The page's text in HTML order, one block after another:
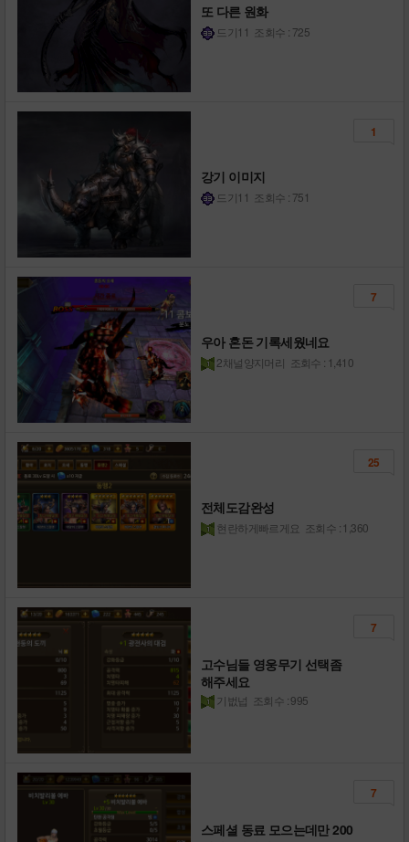
또 다른 원화
드기11 조회수 : 725
강기 이미지
드기11 조회수 : 751
1
우아 혼돈 기록세웠네요
2채널양지머리 조회수 : 1,410
7
전체도감완성
현란하게빠르게요 조회수 : 1,360
25
고수님들 영웅무기 선택좀
해주세요
기벖넙 조회수 : 995
7
스페셜 동료 모으는데만 200
7